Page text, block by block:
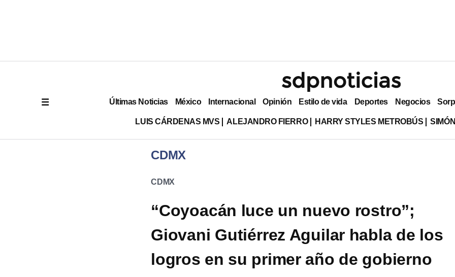
Últimas Noticias México Internacional Opinión Estilo de vida Deportes Negocios
LUIS CÁRDENAS MVS ALEJANDRO FIERRO HARRY STYLES METROBÚS
CDMX
CDMX
“Coyoacán luce un nuevo rostro”;
Giovani Gutiérrez Aguilar habla de los
logros en su primer año de gobierno